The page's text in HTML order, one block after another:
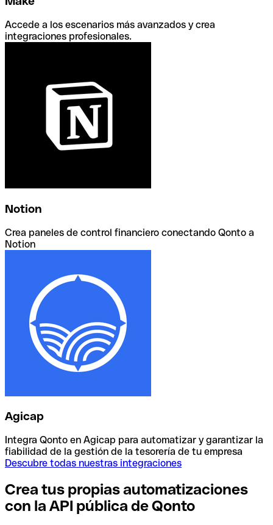
Accede a los escenarios más avanzados y crea
integraciones profesionales.
Notion
Crea paneles de control financiero conectando Qonto a
Notion
Agicap
Integra Qonto en Agicap para automatizar y garantizar la
fiabilidad de la gestión de la tesorería de tu empresa
Descubre todas nuestras integraciones
Crea tus propias automatizaciones
con la API pública de Qonto